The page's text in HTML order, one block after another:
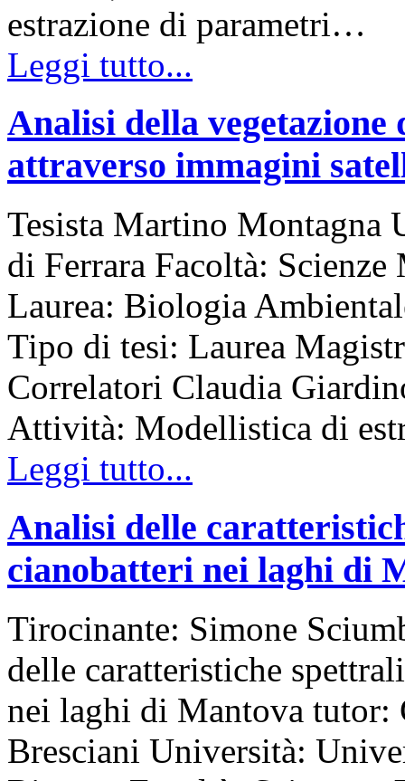
estrazione di parametri…
Leggi tutto...
Analisi della vegetazione
attraverso immagini
Tesista Martino Montagna
di Ferrara Facoltà:
Laurea: Biologia
Tipo di tesi: Laurea
Correlatori Claudia
Attività: Modellistica di
Leggi tutto...
Analisi delle
cianobatteri nei laghi di
Tirocinante: Simone
delle caratteristiche
nei laghi di Mantova tutor:
Bresciani Università: